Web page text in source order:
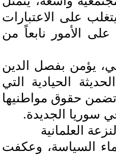
على الاعتبارات
الأمور نابعاً من
يؤمن بفصل الدين
الحيادية التي
حقوق مواطنيها
سوريا الجديدة.
العلمانية
السياسة، وعكفت